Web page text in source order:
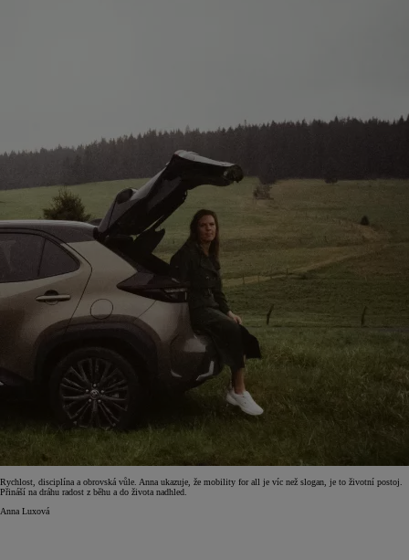
Rychlost, disciplína a obrovská vůle. Anna ukazuje, že mobility for all je víc než slogan, je to životní postoj.
Přináší na dráhu radost z běhu a do života nadhled.
Anna Luxová